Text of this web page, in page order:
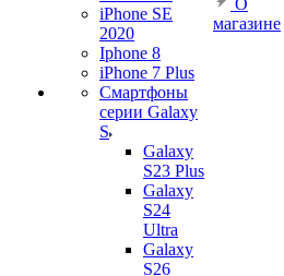
iPhone SE
2020
Iphone 8
iPhone 7 Plus
Смартфоны
серии Galaxy
S
Galaxy
S23 Plus
Galaxy
S24
Ultra
Galaxy
S26
О
магазине